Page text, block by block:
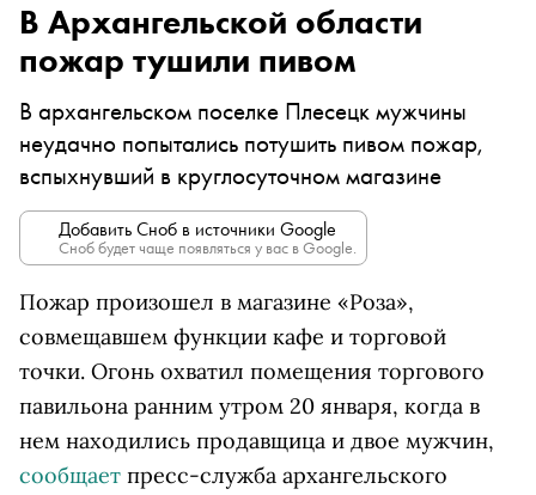
В Архангельской области
пожар тушили пивом
В архангельском поселке Плесецк мужчины
неудачно попытались потушить пивом пожар,
вспыхнувший в круглосуточном магазине
Добавить Сноб в источники Google
Сноб будет чаще появляться у вас в Google.
Пожар произошел в магазине «Роза»,
совмещавшем функции кафе и торговой
точки. Огонь охватил помещения торгового
павильона ранним утром 20 января, когда в
нем находились продавщица и двое мужчин,
сообщает пресс-служба архангельского